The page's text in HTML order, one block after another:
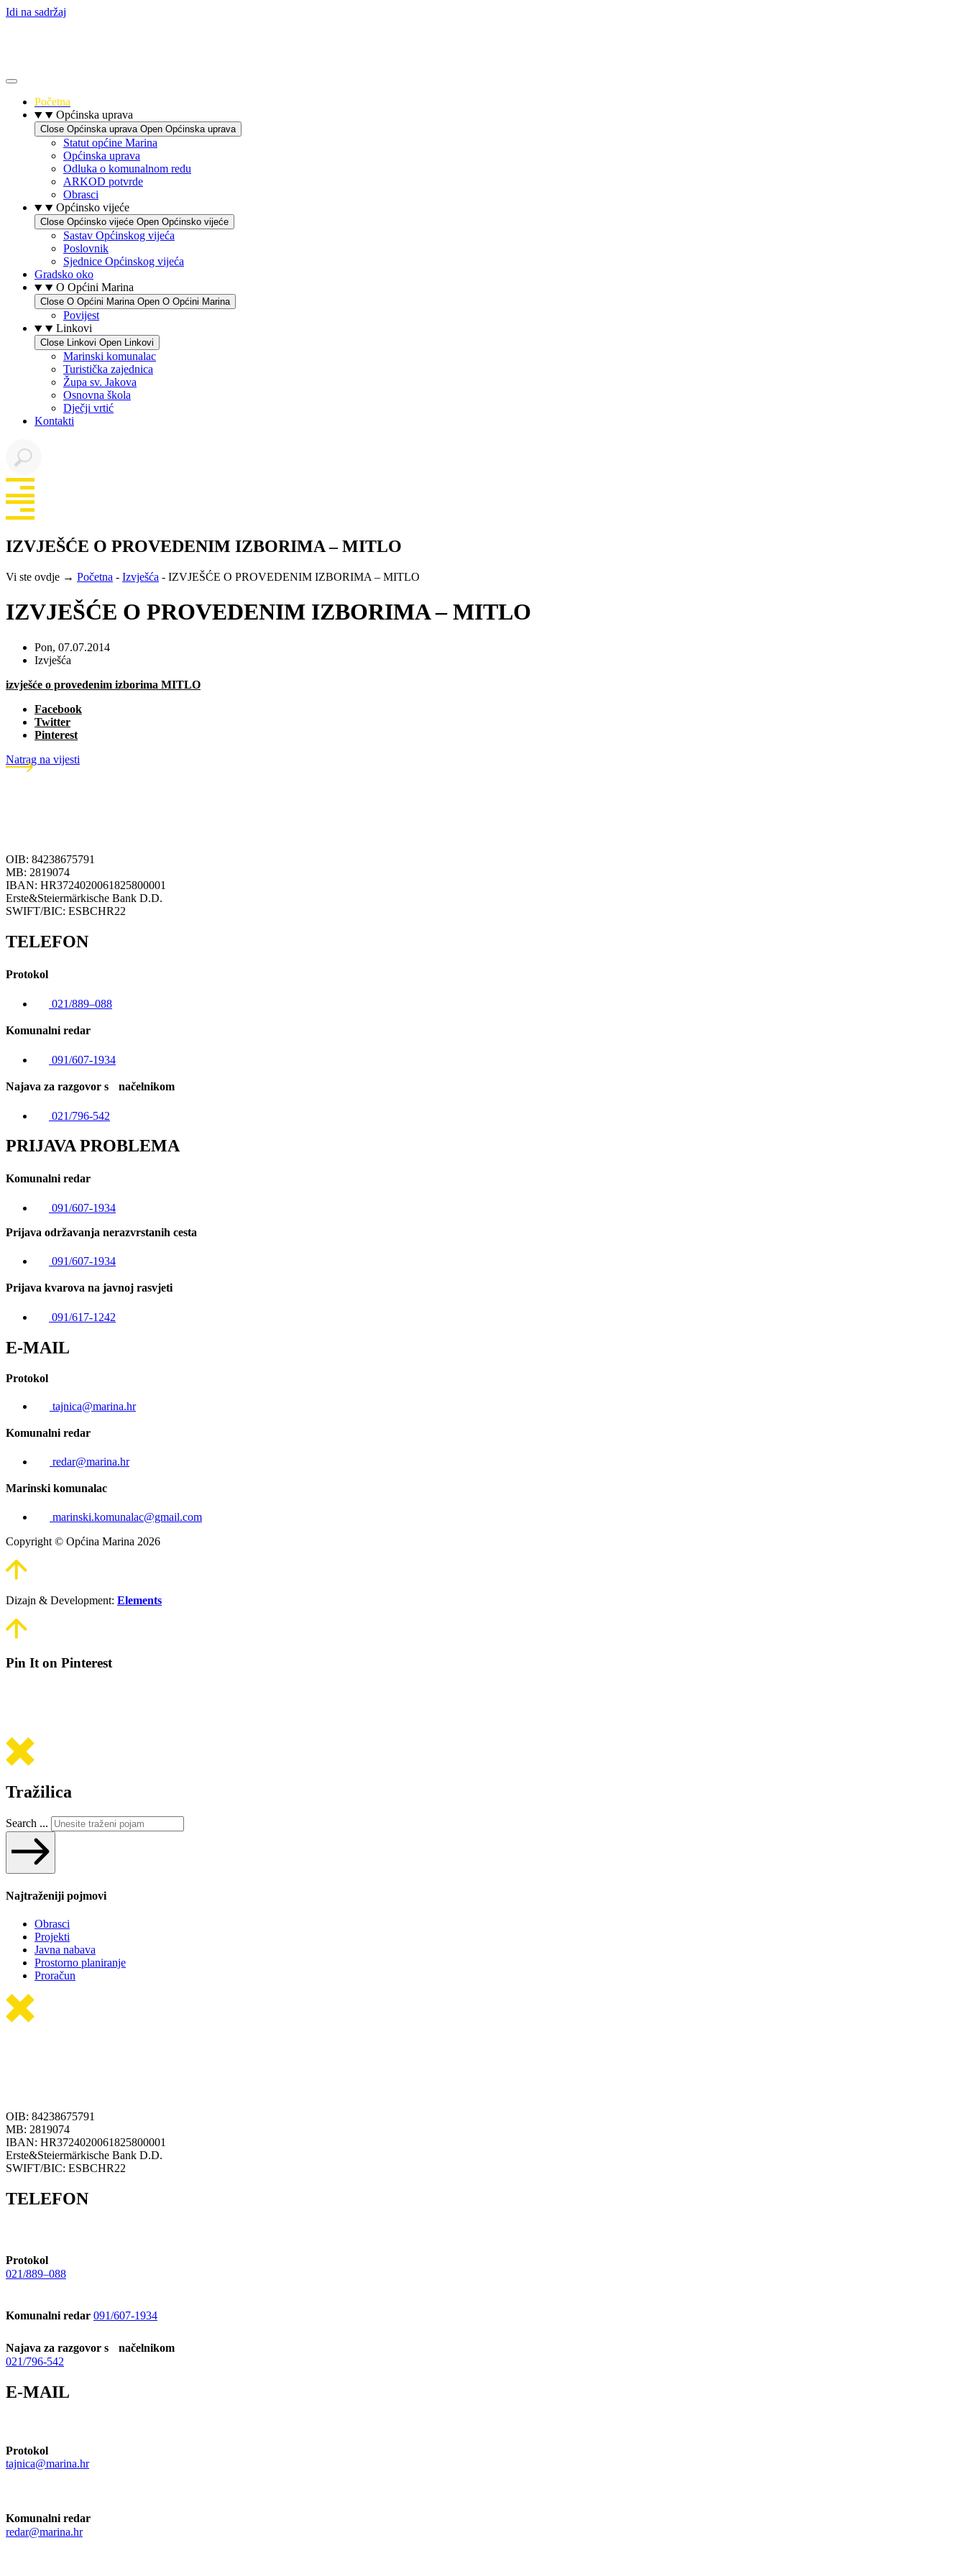
Idi na sadržaj
Početna
Općinska uprava
Close Općinska uprava Open Općinska uprava
Statut općine Marina
Općinska uprava
Odluka o komunalnom redu
ARKOD potvrde
Obrasci
Općinsko vijeće
Close Općinsko vijeće Open Općinsko vijeće
Sastav Općinskog vijeća
Poslovnik
Sjednice Općinskog vijeća
Gradsko oko
O Općini Marina
Close O Općini Marina Open O Općini Marina
Povijest
Linkovi
Close Linkovi Open Linkovi
Marinski komunalac
Turistička zajednica
Župa sv. Jakova
Osnovna škola
Dječji vrtić
Kontakti
IZVJEŠĆE O PROVEDENIM IZBORIMA – MITLO
Vi ste ovdje → Početna - Izvješća - IZVJEŠĆE O PROVEDENIM IZBORIMA – MITLO
IZVJEŠĆE O PROVEDENIM IZBORIMA – MITLO
Pon, 07.07.2014
Izvješća
izvješće o provedenim izborima MITLO
Facebook
Twitter
Pinterest
Natrag na vijesti
OIB: 84238675791
MB: 2819074
IBAN: HR3724020061825800001
Erste&Steiermärkische Bank D.D.
SWIFT/BIC: ESBCHR22
TELEFON
Protokol
021/889–088
Komunalni redar
091/607-1934
Najava za razgovor s načelnikom
021/796-542
PRIJAVA PROBLEMA
Komunalni redar
091/607-1934
Prijava održavanja nerazvrstanih cesta
091/607-1934
Prijava kvarova na javnoj rasvjeti
091/617-1242
E-MAIL
Protokol
tajnica@marina.hr
Komunalni redar
redar@marina.hr
Marinski komunalac
marinski.komunalac@gmail.com
Copyright © Općina Marina 2026
Dizajn & Development: Elements
Pin It on Pinterest
Tražilica
Search ...
Najtraženiji pojmovi
Obrasci
Projekti
Javna nabava
Prostorno planiranje
Proračun
OIB: 84238675791
MB: 2819074
IBAN: HR3724020061825800001
Erste&Steiermärkische Bank D.D.
SWIFT/BIC: ESBCHR22
TELEFON
Protokol
021/889–088
Komunalni redar 091/607-1934
Najava za razgovor s načelnikom
021/796-542
E-MAIL
Protokol
tajnica@marina.hr
Komunalni redar
redar@marina.hr